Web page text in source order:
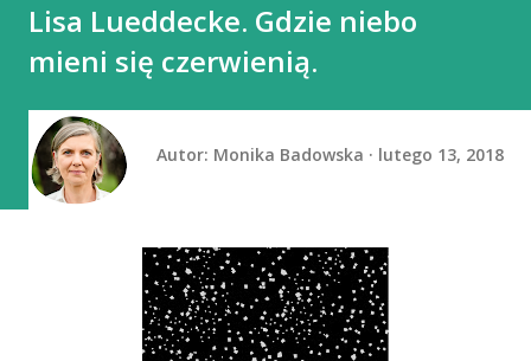
Lisa Lueddecke. Gdzie niebo
mieni się czerwienią.
Autor: Monika Badowska lutego 13, 2018